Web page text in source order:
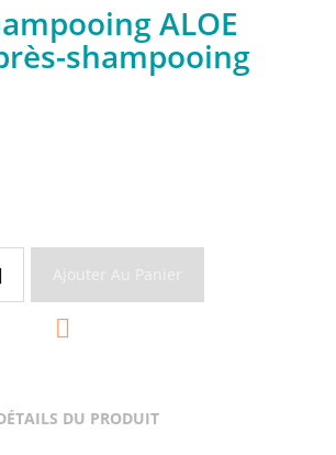
ALOE
shampooing

DU PRODUIT